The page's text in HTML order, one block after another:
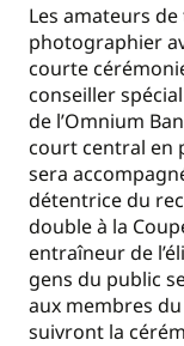
Les amateurs
photographier
courte
conseiller
de l’Omnium
court central en
sera
détentrice du
double à la
entraîneur de
gens du public
aux membres
suivront la